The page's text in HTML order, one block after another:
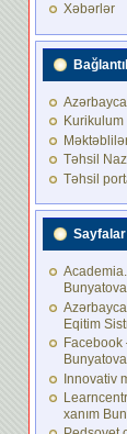
Xəbərlər
Kurikulum
Təhsil
Təhsil
Sayfalar
Bunyatova
Eqitim
Bunyatova
Innovativ
xanım